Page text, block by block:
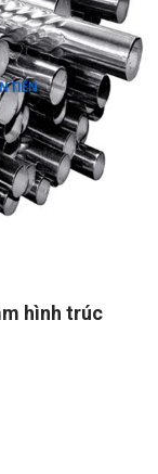
hình trúc